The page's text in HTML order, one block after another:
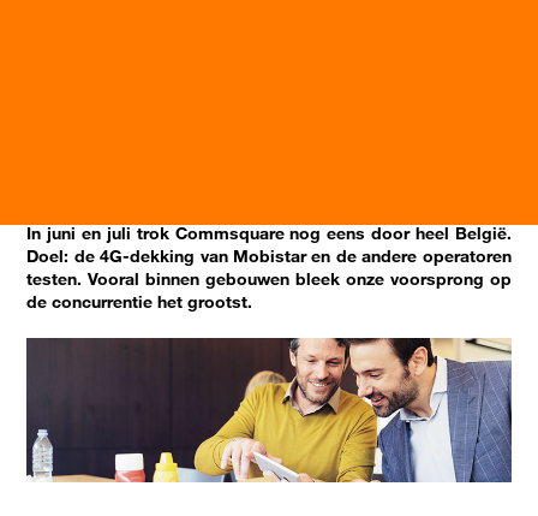
In juni en juli trok Commsquare nog eens door heel België.
Doel: de 4G-dekking van Mobistar en de andere operatoren
testen. Vooral binnen gebouwen bleek onze voorsprong op
de concurrentie het grootst.